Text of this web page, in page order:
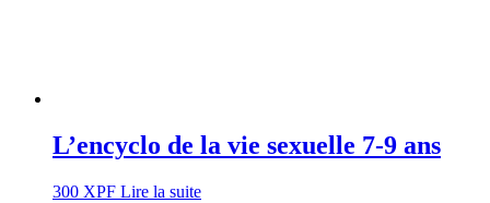
L’encyclo de la vie sexuelle 7-9 ans
300 XPF Lire la suite